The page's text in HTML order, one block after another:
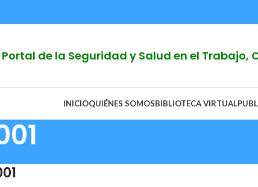
Portal de la Seguridad y Salud en el
INICIOQUIÉNES SOMOSBIBLIOTECA VIRTUAL